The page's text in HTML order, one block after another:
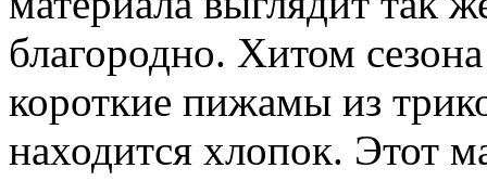
благородно. Хитом
короткие пижамы из
находится хлопок. Этот